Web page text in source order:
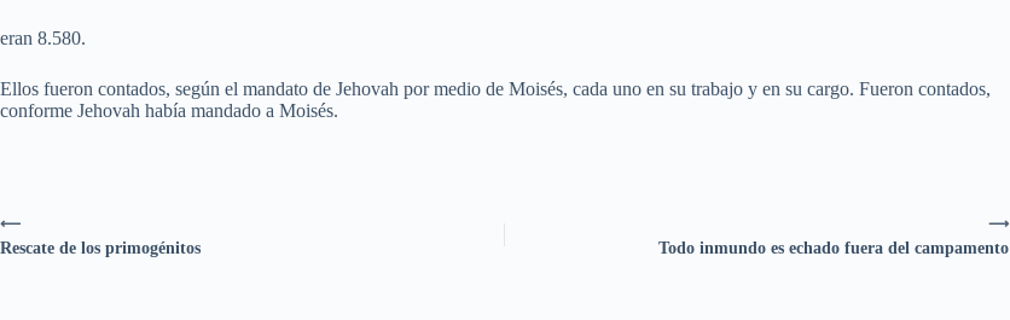
eran 8.580.
Ellos fueron contados, según el mandato de Jehovah por medio de Moisés, cada uno en su trabajo y en su cargo. Fueron contados,
conforme Jehovah había mandado a Moisés.
⟶
Todo inmundo es echado fuera del campamento
⟵
Rescate de los primogénitos